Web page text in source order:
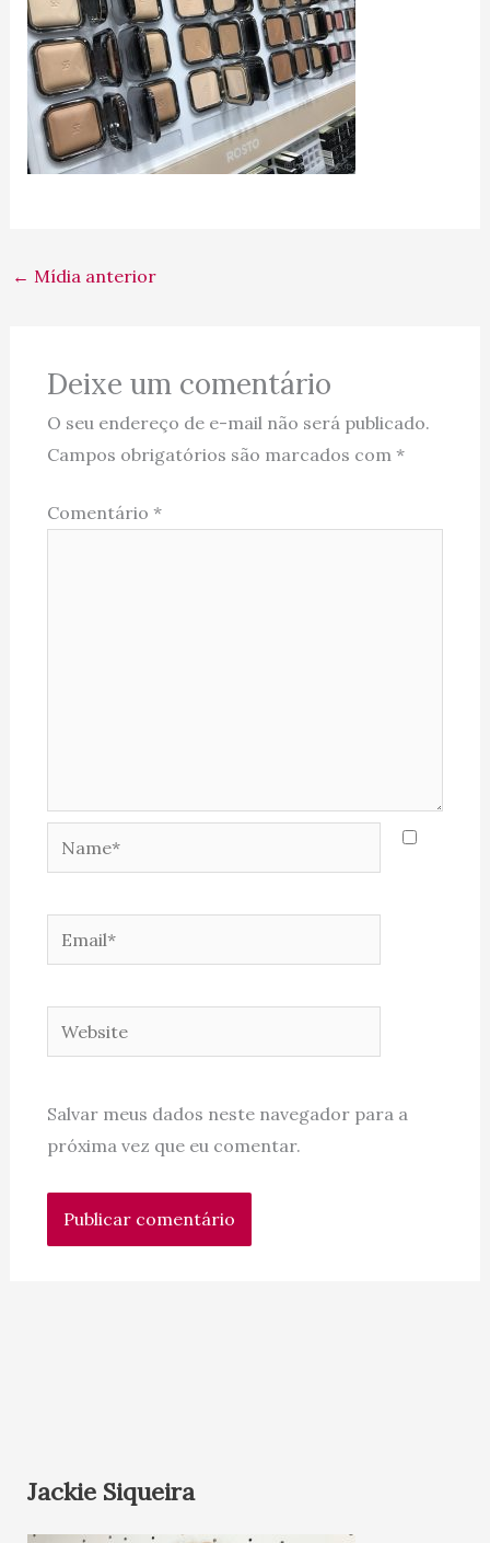
← Mídia anterior
Deixe um comentário
O seu endereço de e-mail não será publicado.
Campos obrigatórios são marcados com *
Comentário *
Name*
Email*
Website
Salvar meus dados neste navegador para a
próxima vez que eu comentar.
Jackie Siqueira